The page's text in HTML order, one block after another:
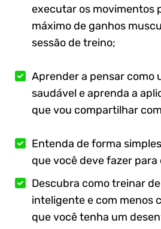
executar os movimentos
máximo de ganhos
sessão de treino;
Aprender a pensar como
saudável e aprenda a
que vou compartilhar
Entenda de forma
que você deve fazer para
Descubra como treinar
inteligente e com menos
que você tenha um